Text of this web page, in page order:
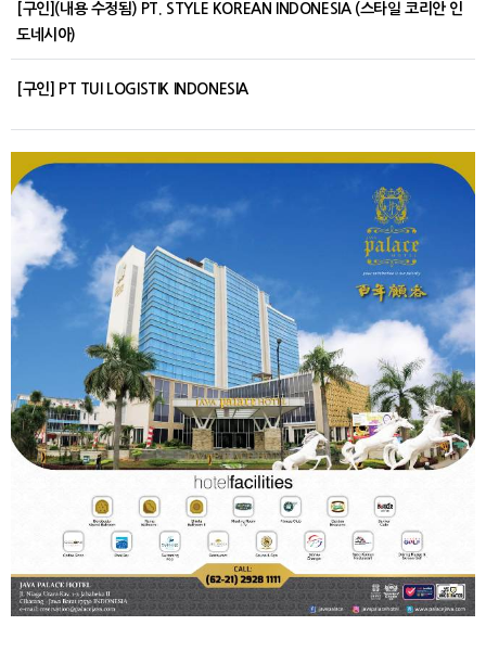
[구인](내용 수정됨) PT. STYLE KOREAN INDONESIA (스타일 코리안 인
도네시아)
[구인] PT TUI LOGISTIK INDONESIA